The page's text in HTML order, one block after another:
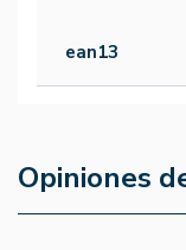
ean13
Opiniones